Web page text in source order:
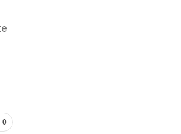
0